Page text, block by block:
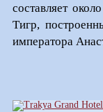
составляет
Тигр,
императора